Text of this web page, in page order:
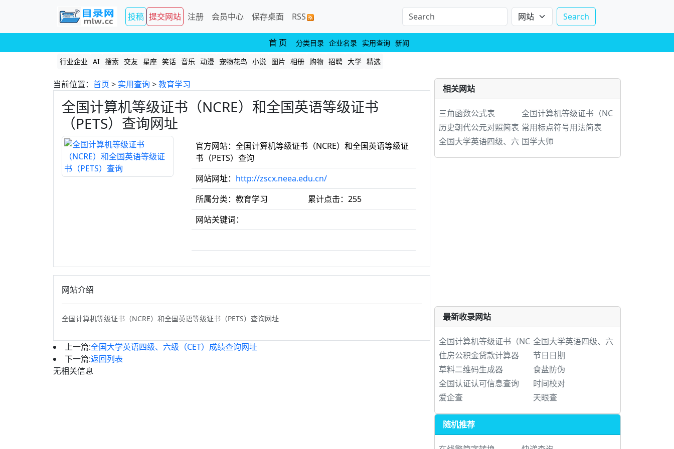
投稿 提交网站 注册 会员中心 保存桌面 RSS Search
首 页 分类目录 企业名录 实用查询 新闻
行业企业 AI 搜索 交友 星座 笑话 音乐 动漫 宠物花鸟 小说 图片 相册 购物 招聘 大学 精选
当前位置： 首页 > 实用查询 >教育学习
全国计算机等级证书（NCRE）和全国英语等级证书
（PETS）查询网址
官方网站：全国计算机等级证书（NCRE）和全国英语等级证
书（PETS）查询
网站网址： http://zscx.neea.edu.cn/
所属分类：教育学习
累计点击： 255
网站关键词：
网站介绍
全国计算机等级证书（NCRE）和全国英语等级证书（PETS）查询网址
上一篇:全国大学英语四级、六级（CET）成绩查询网址
下一篇:返回列表
无相关信息
相关网站
三角函数公式表
全国计算机等级证书（NC
历史朝代公元对照简表 常用标点符号用法简表
全国大学英语四级、六 国学大师
最新收录网站
全国计算机等级证书（NC 全国大学英语四级、六
住房公积金贷款计算器
节日日期
草料二维码生成器
食盐防伪
全国认证认可信息查询
时间校对
爱企查
天眼查
随机推荐